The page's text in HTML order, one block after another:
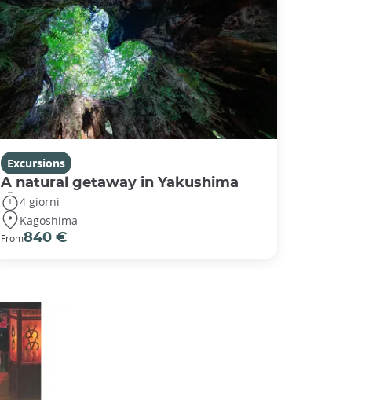
Excursions
A natural getaway in Yakushima
4 giorni
Kagoshima
From840 €